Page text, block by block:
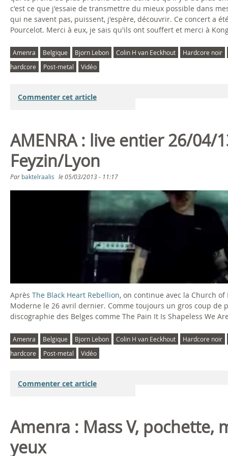
F
D
'
l
e
f
i
c'est ce que j'essaie de transmettre du mieux possible dans
qui ne savent pas, puissent, j'espère, découvrir. Ce concert a
Pourcelot. Merci à eux, je sais qu'ils ont souffert et merci à
Amenra Belgique Bjorn Lebon Colin H van Eeckhout
Hardcore noir
hardcore
Post-metal Vidéo
Commenter cet article
AMENRA : live entier 26/04/
Feyzin/Lyon
Par baktelraalis le05/03/2013 - 11:17
R
a
@
L
E
p
i
Après The Black Heart Rebellion, on continue avec la Church
Moderne le 26 avril dernier. Comme toujours un gros coup
discographie des Belges comme The Pain It Is Shapeless We
Amenra Belgique Bjorn Lebon Colin H van Eeckhout
Hardcore noir
hardcore
Post-metal Vidéo
Commenter cet article
Amenra : Mass V, pochette,
yeux